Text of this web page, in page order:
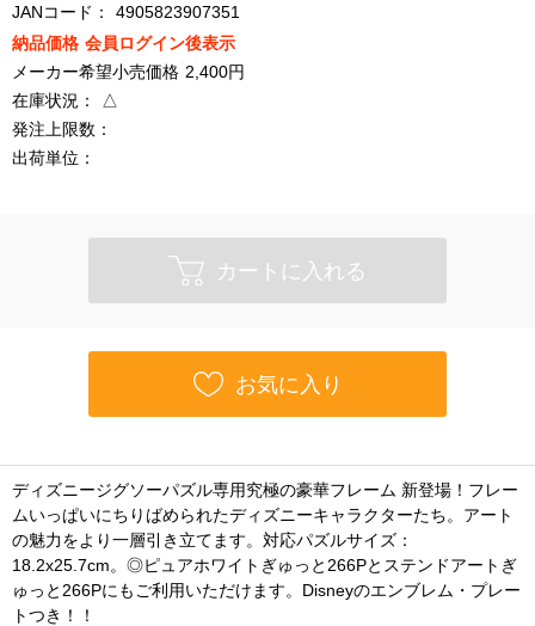
JANコード：
4905823907351
納品価格 会員ログイン後表示
メーカー希望小売価格 2,400円
在庫状況：
△
発注上限数：
出荷単位：
カートに入れる
お気に入り
ディズニージグソーパズル専用究極の豪華フレーム 新登場！フレー
ムいっぱいにちりばめられたディズニーキャラクターたち。アート
の魅力をより一層引き立てます。対応パズルサイズ：
18.2x25.7cm。◎ピュアホワイトぎゅっと266Pとステンドアートぎ
ゅっと266Pにもご利用いただけます。Disneyのエンブレム・プレー
トつき！！